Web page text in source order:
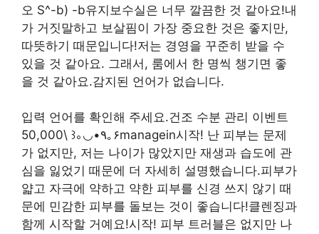
오 S^-b) -b유지보수실은 너무 깔끔한 것 같아요!내
가 거짓말하고 보살핌이 가장 중요한 것은 좋지만,
따뜻하기 때문입니다!저는 경영을 꾸준히 받을 수
있을 것 같아요. 그래서, 룸에서 한 명씩 챙기면 좋
을 것 같아요.감지된 언어가 없습니다.
입력 언어를 확인해 주세요.건조 수분 관리 이벤트
50,000\ ꒱｡◡•٩｡۶managein시작! 난 피부는 문제
가 없지만, 저는 나이가 많았지만 재생과 습도에 관
심을 잃었기 때문에 더 자세히 설명했습니다.피부가
얇고 자극에 약하고 약한 피부를 신경 쓰지 않기 때
문에 민감한 피부를 돌보는 것이 좋습니다!클렌징과
함께 시작할 거예요!시작! 피부 트러블은 없지만 나